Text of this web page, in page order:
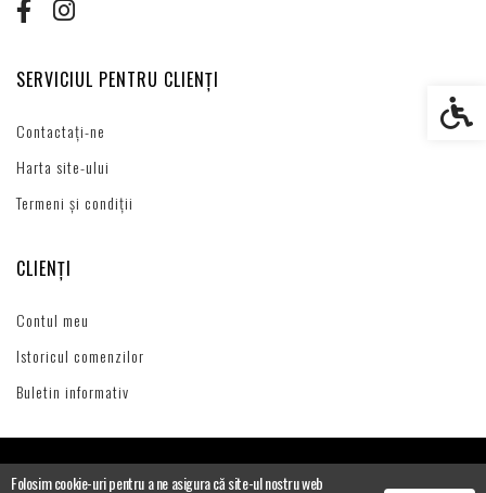
Folosim cookie-uri pentru a ne asigura că site-ul nostru web
SERVICIUL PENTRU CLIENȚI
Contactați-ne
Harta site-ului
Termeni și condiții
CLIENȚI
Contul meu
Istoricul comenzilor
Buletin informativ
Setări